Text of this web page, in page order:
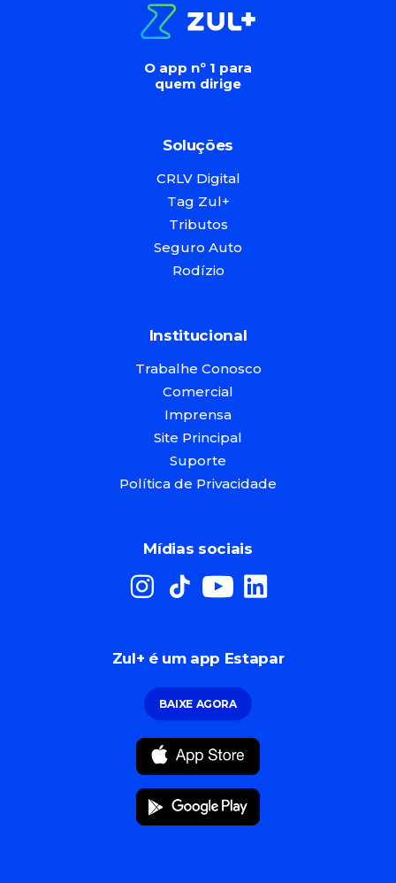
O app nº 1 para
quem dirige
Soluções
CRLV Digital
Tag Zul+
Tributos
Seguro Auto
Rodízio
Institucional
Trabalhe Conosco
Comercial
Imprensa
Site Principal
Suporte
Política de Privacidade
Mídias sociais
Zul+ é um app Estapar
BAIXE AGORA